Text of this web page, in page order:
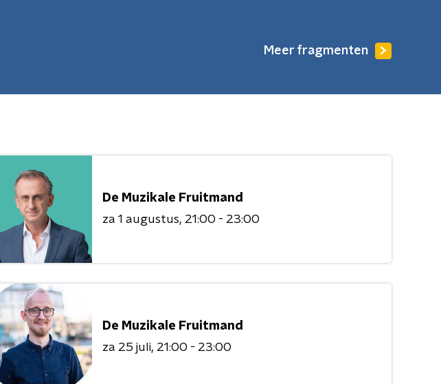
Meer fragmenten
De Muzikale Fruitmand
za 1 augustus 21:00 - 23:00
De Muzikale Fruitmand
za 25 juli 21:00 - 23:00